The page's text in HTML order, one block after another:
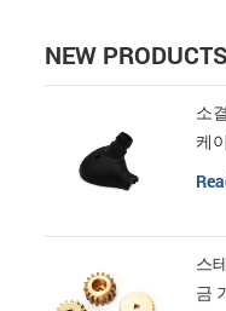
NEW
소
케
스
금